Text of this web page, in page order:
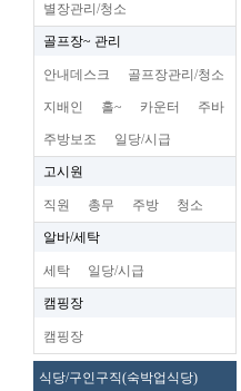
별장관리/청소
골프장~ 관리
안내데스크 골프장관리/청소
지배인 홀~ 카운터 주바
주방보조 일당/시급
고시원
직원 총무 주방 청소
알바/세탁
세탁 일당/시급
캠핑장
캠핑장
식당/구인구직(숙박업식당)